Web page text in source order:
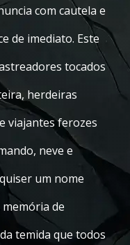
com cautela e
de imediato. Este
tocados
herdeiras
viajantes ferozes
neve e
um nome
de
temida que todos